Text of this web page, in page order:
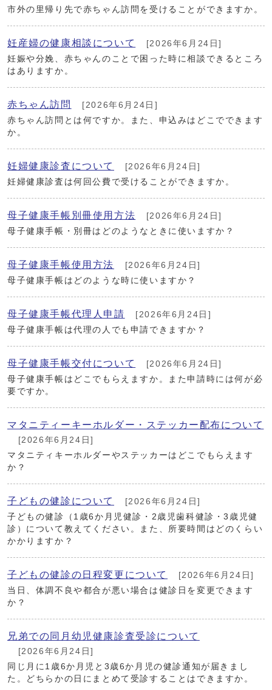
市外の里帰り先で赤ちゃん訪問を受けることができますか。
妊産婦の健康相談について
[2026年6月24日]
妊娠や分娩、赤ちゃんのことで困った時に相談できるところ
はありますか。
赤ちゃん訪問
[2026年6月24日]
赤ちゃん訪問とは何ですか。また、申込みはどこでできます
か。
妊婦健康診査について
[2026年6月24日]
妊婦健康診査は何回公費で受けることができますか。
母子健康手帳別冊使用方法
[2026年6月24日]
母子健康手帳・別冊はどのようなときに使いますか？
母子健康手帳使用方法
[2026年6月24日]
母子健康手帳はどのような時に使いますか？
母子健康手帳代理人申請
[2026年6月24日]
母子健康手帳は代理の人でも申請できますか？
母子健康手帳交付について
[2026年6月24日]
母子健康手帳はどこでもらえますか。また申請時には何が必
要ですか。
マタニティーキーホルダー・ステッカー配布について
[2026年6月24日]
マタニティキーホルダーやステッカーはどこでもらえます
か？
子どもの健診について
[2026年6月24日]
子どもの健診（1歳6か月児健診・2歳児歯科健診・3歳児健
診）について教えてください。また、所要時間はどのくらい
かかりますか？
子どもの健診の日程変更について
[2026年6月24日]
当日、体調不良や都合が悪い場合は健診日を変更できます
か？
兄弟での同月幼児健康診査受診について
[2026年6月24日]
同じ月に1歳6か月児と3歳6か月児の健診通知が届きまし
た。どちらかの日にまとめて受診することはできますか。